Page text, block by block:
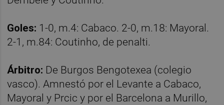
Goles: 1-0, m.4: Cabaco. 2-0, m.18: Mayoral.
2-1, m.84: Coutinho, de penalti.
Árbitro: De Burgos Bengotexea (colegio
vasco). Amnestó por el Levante a Cabaco,
Mayoral y Prcic y por el Barcelona a Murillo,